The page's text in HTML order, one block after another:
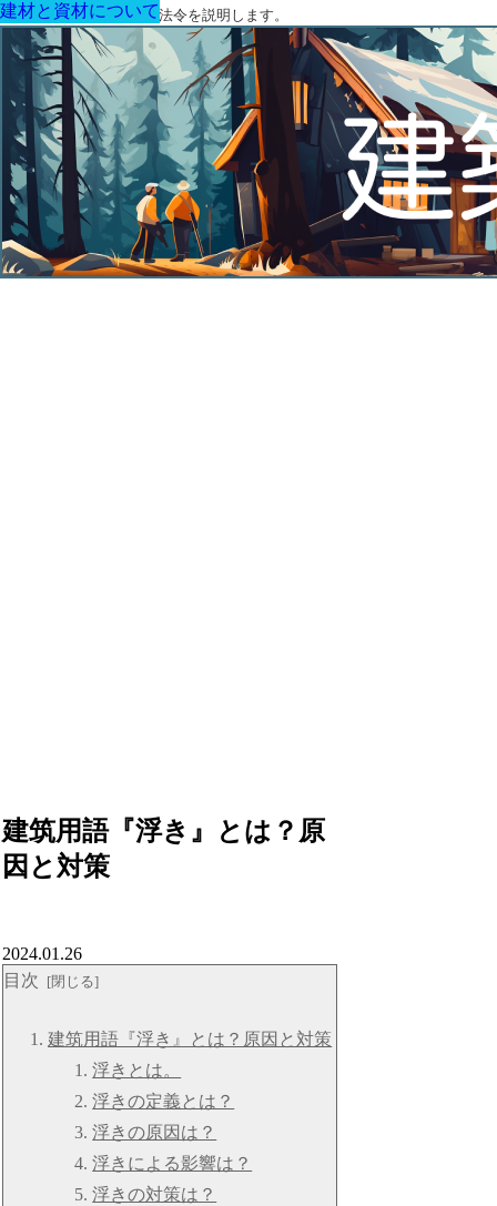
建築に関する用語と関連法令を説明します。
建筑用語『浮き』とは？原
因と対策
建材と資材について
2024.01.26
目次
建筑用語『浮き』とは？原因と対策
浮きとは。
浮きの定義とは？
浮きの原因は？
浮きによる影響は？
浮きの対策は？
建材と資材について
建材と資材について
建材と資材について
建材と資材について
建材と資材について
建材と資材について